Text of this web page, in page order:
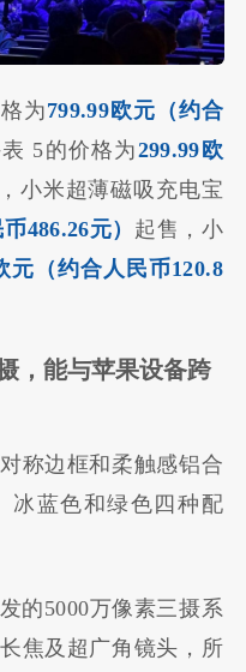
为799.99欧元（约合
表 5的价格为299.99欧
，小米超薄磁吸充电宝
486.26元） 起售，小
元（约合人民币120.8
，能与苹果设备跨
称边框和柔触感铝合
冰蓝色和绿色四种配
的5000万像素三摄系
焦及超广角镜头，所